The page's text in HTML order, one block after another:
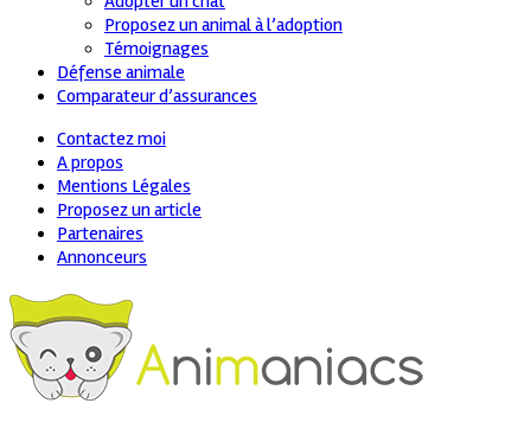
Proposez un animal à l’adoption
Témoignages
Défense animale
Comparateur d’assurances
Contactez moi
A propos
Mentions Légales
Proposez un article
Partenaires
Annonceurs